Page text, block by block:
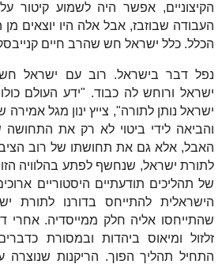
הקיצוניים, אפשר היה לשמוע קיטור
העבודה שבוזבז, אבל אלה היו יוצאים
הכלל. כלל ישראל חש שהרב חיים
נפל דבר בישראל. רוב עם ישראל חש
ישראל ורוחש לה כבוד. "ידע העולם
ישראל נותן לתורה", צייץ ינון מגל
והביאה לידי ביטוי לא רק את התחושה
האבל, אלא גם את תחושתו של רוב
לתורת ישראל, שנחשף לפתע בהלוויה
של תהליכים תודעתיים היסטוריים
הישראלית להתייחס בדורנו לתורת
שהתייחסו אליה חלק ממייסדיה. אחרי
זלזול ומיאוס ביהדות ובמסורת
התחיל תהליך הפוך. הריקנות שנוצרה